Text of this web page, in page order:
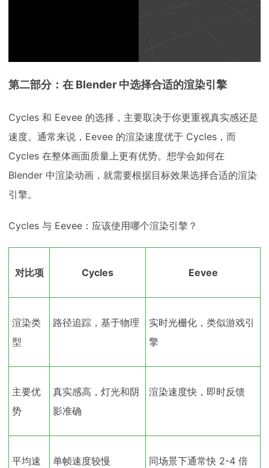
第二部分：在 Blender 中选择合适的渲染引擎
Cycles 和 Eevee 的选择，主要取决于你更重视真实感还是
速度。通常来说，Eevee 的渲染速度优于 Cycles，而
Cycles 在整体画面质量上更有优势。想学会如何在
Blender 中渲染动画，就需要根据目标效果选择合适的渲染
引擎。
Cycles 与 Eevee：应该使用哪个渲染引擎？
对比项 Cycles Eevee
渲染类
型
路径追踪，基于物理
实时光栅化，类似游戏引
擎
主要优
势
真实感高，灯光和阴
影准确
渲染速度快，即时反馈
平均速
单帧速度较慢
同场景下通常快 2-4 倍